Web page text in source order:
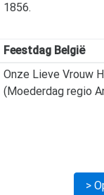
1856.
Feestdag België
Onze Lieve Vrouw
(Moederdag regio
>